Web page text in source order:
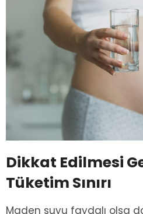
Dikkat Edilmesi
Tüketim Sınırı
Maden suyu faydalı olsa